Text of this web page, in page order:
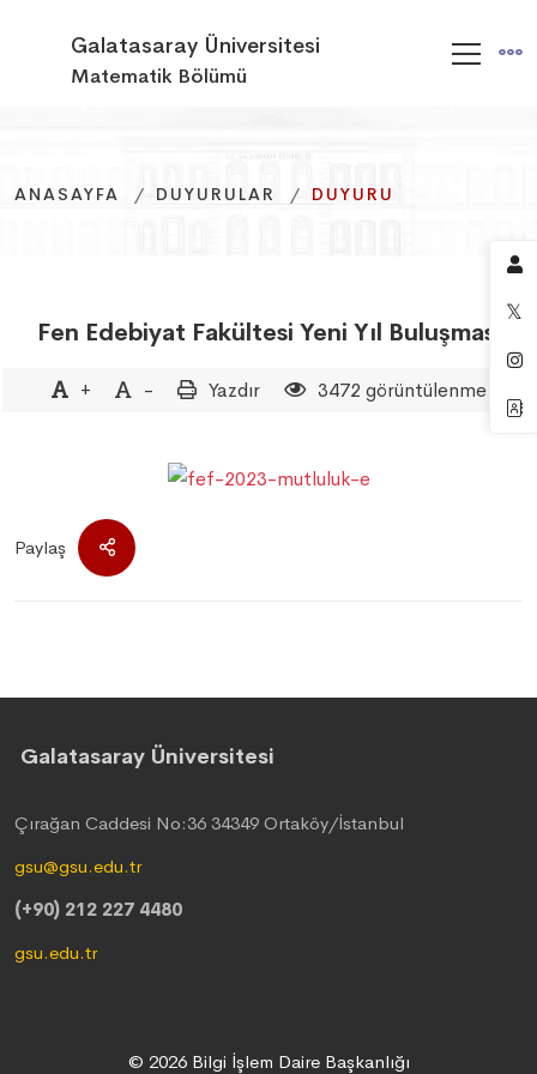
Galatasaray Üniversitesi
Matematik Bölümü
ANASAYFA DUYURULAR DUYURU
ANASAYFA DUYURULAR DUYURU
ANASAYFA DUYURULAR DUYURU
Fen Edebiyat Fakültesi Yeni Yıl Buluşması
+ - Yazdır 3472 görüntülenme
Paylaş
Galatasaray Üniversitesi
Çırağan Caddesi No:36 34349 Ortaköy/İstanbul
gsu@gsu.edu.tr
(+90) 212 227 4480
gsu.edu.tr
© 2026 Bilgi İşlem Daire Başkanlığı